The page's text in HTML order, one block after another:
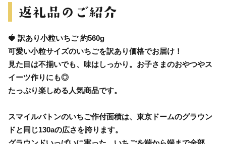
🍓 訳あり小粒いちご 約560g
可愛い小粒サイズのいちごを訳あり価格でお届け！
見た目は不揃いでも、味はしっかり。お子さまのおやつやス
イーツ作りにも◎
たっぷり楽しめる人気商品です。
スマイルバトンのいちご作付面積は、東京ドームのグラウン
ドと同じ130aの広さを誇ります。